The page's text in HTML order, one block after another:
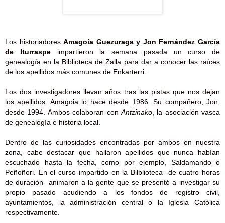
Los historiadoresAmagoia Guezuraga y Jon Fernández García
de Iturraspeimpartieron la semana pasada un curso de
genealogía en la Biblioteca de Zalla para dar a conocer las raíces
de los apellidos más comunes de Enkarterri.
Los dos investigadores llevan años tras las pistas que nos dejan
los apellidos. Amagoia lo hace desde 1986. Su compañero, Jon,
desde 1994. Ambos colaboran con Antzinako, la asociación vasca
de genealogía e historia local.
Dentro de las curiosidades encontradas por ambos en nuestra
zona, cabe destacar que hallaron apellidos que nunca habían
escuchado hasta la fecha, como por ejemplo, Saldamando o
Peñoñori. En el curso impartido en la Bilblioteca -de cuatro horas
de duración- animaron a la gente que se presentó a investigar su
propio pasado acudiendo a los fondos de registro civil,
ayuntamientos, la administración central o la Iglesia Católica
respectivamente.